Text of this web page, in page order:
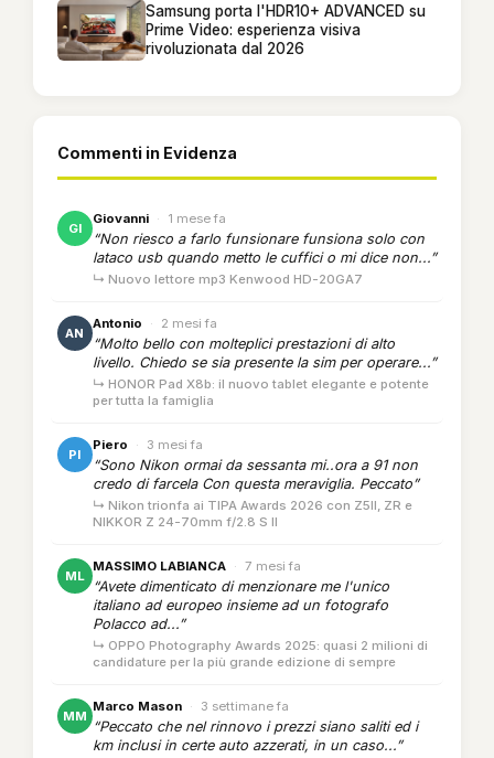
Samsung porta l'HDR10+ ADVANCED su
Prime Video: esperienza visiva
rivoluzionata dal 2026
Commenti in Evidenza
GI
Giovanni · 1 mese fa
“Non riesco a farlo funsionare funsiona solo con
lataco usb quando metto le cuffici o mi dice non...”
↳ Nuovo lettore mp3 Kenwood HD-20GA7
AN
Antonio · 2 mesi fa
“Molto bello con molteplici prestazioni di alto
livello. Chiedo se sia presente la sim per operare...”
↳ HONOR Pad X8b: il nuovo tablet elegante e potente
per tutta la famiglia
PI
Piero · 3 mesi fa
“Sono Nikon ormai da sessanta mi..ora a 91 non
credo di farcela Con questa meraviglia. Peccato”
↳ Nikon trionfa ai TIPA Awards 2026 con Z5II, ZR e
NIKKOR Z 24-70mm f/2.8 S II
ML
MASSIMO LABIANCA · 7 mesi fa
“Avete dimenticato di menzionare me l'unico
italiano ad europeo insieme ad un fotografo
Polacco ad...”
↳ OPPO Photography Awards 2025: quasi 2 milioni di
candidature per la più grande edizione di sempre
MM
Marco Mason · 3 settimane fa
“Peccato che nel rinnovo i prezzi siano saliti ed i
km inclusi in certe auto azzerati, in un caso...”